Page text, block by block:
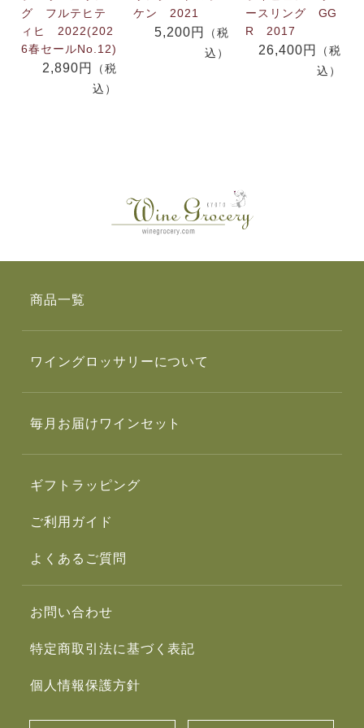
グ フルテヒテ
ィヒ 2022(202
6春セールNo.12)
2,890円
（税
込）
ケン 2021
5,200円
（税
込）
ースリング GG
R 2017
26,400円
（税
込）
商品一覧
ワイングロッサリーについて
毎月お届けワインセット
ギフトラッピング
ご利用ガイド
よくあるご質問
お問い合わせ
特定商取引法に基づく表記
個人情報保護方針